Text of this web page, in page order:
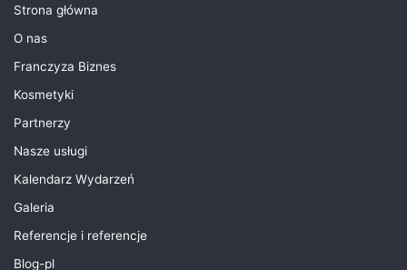
Strona główna
O nas
Franczyza Biznes
Kosmetyki
Partnerzy
Nasze usługi
Kalendarz Wydarzeń
Galeria
Referencje i referencje
Blog-pl